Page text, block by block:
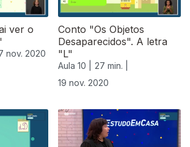
ver o
nov. 2020
Conto "Os Objetos
Desaparecidos". A letra
"L"
Aula 10 |
27 min. |
19 nov. 2020